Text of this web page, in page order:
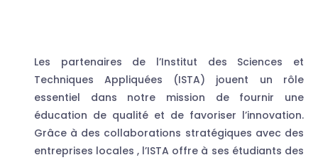
Les partenaires de l’Institut des Sciences et
Techniques Appliquées (ISTA) jouent un rôle
essentiel dans notre mission de fournir une
éducation de qualité et de favoriser l’innovation.
Grâce à des collaborations stratégiques avec des
entreprises locales , l’ISTA offre à ses étudiants des